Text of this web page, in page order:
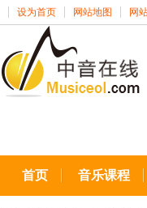
设为首页 网站地图 网
首页 音乐课程